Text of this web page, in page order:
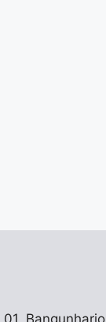
Bangunharjo,